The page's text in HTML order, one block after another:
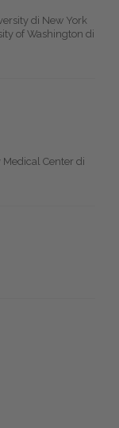
di New York
of Washington di
Medical Center di